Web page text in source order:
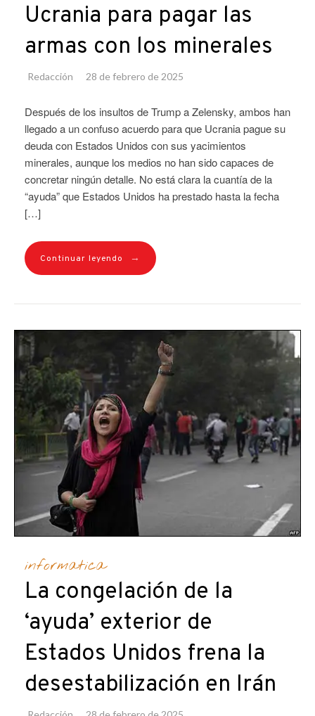
Ucrania para pagar las
armas con los minerales
Redacción 28 de febrero de 2025
Después de los insultos de Trump a Zelensky, ambos han
llegado a un confuso acuerdo para que Ucrania pague su
deuda con Estados Unidos con sus yacimientos
minerales, aunque los medios no han sido capaces de
concretar ningún detalle. No está clara la cuantía de la
“ayuda” que Estados Unidos ha prestado hasta la fecha
[…]
Continuar leyendo →
informatica
La congelación de la
‘ayuda’ exterior de
Estados Unidos frena la
desestabilización en Irán